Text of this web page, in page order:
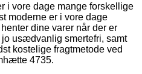
i vore dage mange forskellige
moderne er i vore dage
dine varer når der er
usædvanlig smertefri, samt
kostelige fragtmetode ved
4735.